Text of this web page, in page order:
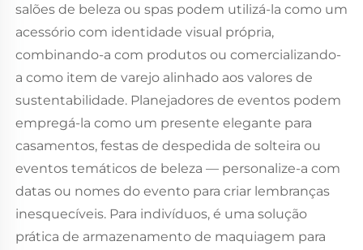
salões de beleza ou spas podem utilizá-la como um
acessório com identidade visual própria,
combinando-a com produtos ou comercializando-
a como item de varejo alinhado aos valores de
sustentabilidade. Planejadores de eventos podem
empregá-la como um presente elegante para
casamentos, festas de despedida de solteira ou
eventos temáticos de beleza — personalize-a com
datas ou nomes do evento para criar lembranças
inesquecíveis. Para indivíduos, é uma solução
prática de armazenamento de maquiagem para